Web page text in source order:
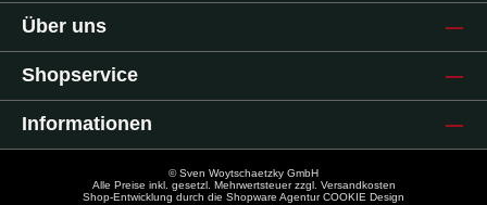
Über uns
Shopservice
Informationen
© Sven Woytschaetzky GmbH
Alle Preise inkl. gesetzl. Mehrwertsteuer zzgl. Versandkosten
Shop-Entwicklung durch die Shopware Agentur COOKIE Design